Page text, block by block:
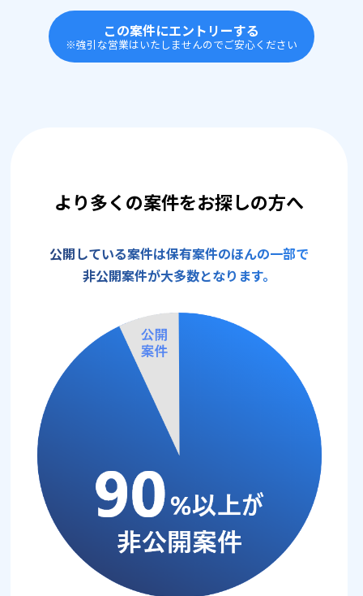
この案件にエントリーする
※強引な営業はいたしませんのでご安心ください
より多くの案件をお探しの方へ
公開している案件は保有案件のほんの一部で
非公開案件が大多数となります。